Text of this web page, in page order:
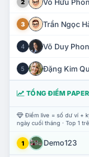
2 Võ Hữu
3 Trần Ngọc
4 Võ Duy
5 Đặng Kim
TỔNG ĐIỂM
Điểm live = số dư ví +
ngày cuối tháng · Top 1
1 Demo123